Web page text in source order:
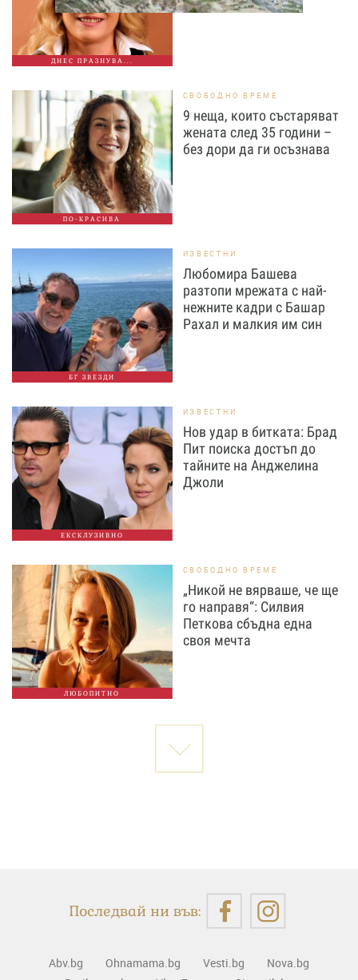
ДНЕС ПРАЗНУВА...
ПО-КРАСИВА
СВОБОДНО ВРЕМЕ
9 неща, които състаряват
жената след 35 години –
без дори да ги осъзнава
БГ ЗВЕЗДИ
ИЗВЕСТНИ
Любомира Башева
разтопи мрежата с най-
нежните кадри с Башар
Рахал и малкия им син
ЕКСКЛУЗИВНО
ИЗВЕСТНИ
Нов удар в битката: Брад
Пит поиска достъп до
тайните на Анджелина
Джоли
ЛЮБОПИТНО
СВОБОДНО ВРЕМЕ
„Никой не вярваше, че ще
го направя“: Силвия
Петкова сбъдна една
своя мечта
Последвай ни във:
Abv.bg Ohnamama.bg Vesti.bg
Nova.bg